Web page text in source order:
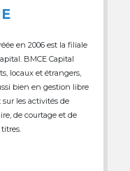
en 2006 est la filiale
BMCE Capital
locaux et étrangers,
bien en gestion libre
les activités de
de courtage et de